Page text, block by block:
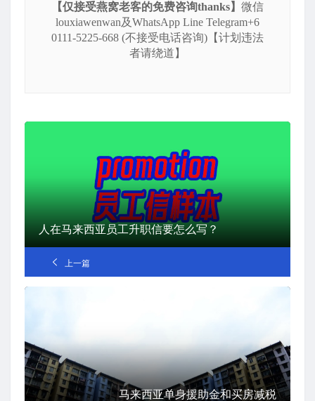
【仅接受燕窝老客的免费咨询thanks】 微信
louxiawenwan及WhatsApp Line Telegram+6
0111-5225-668 (不接受电话咨询)【计划违法
者请绕道】
人在马来西亚员工升职信要怎么写？
上一篇
马来西亚单身援助金和买房减税